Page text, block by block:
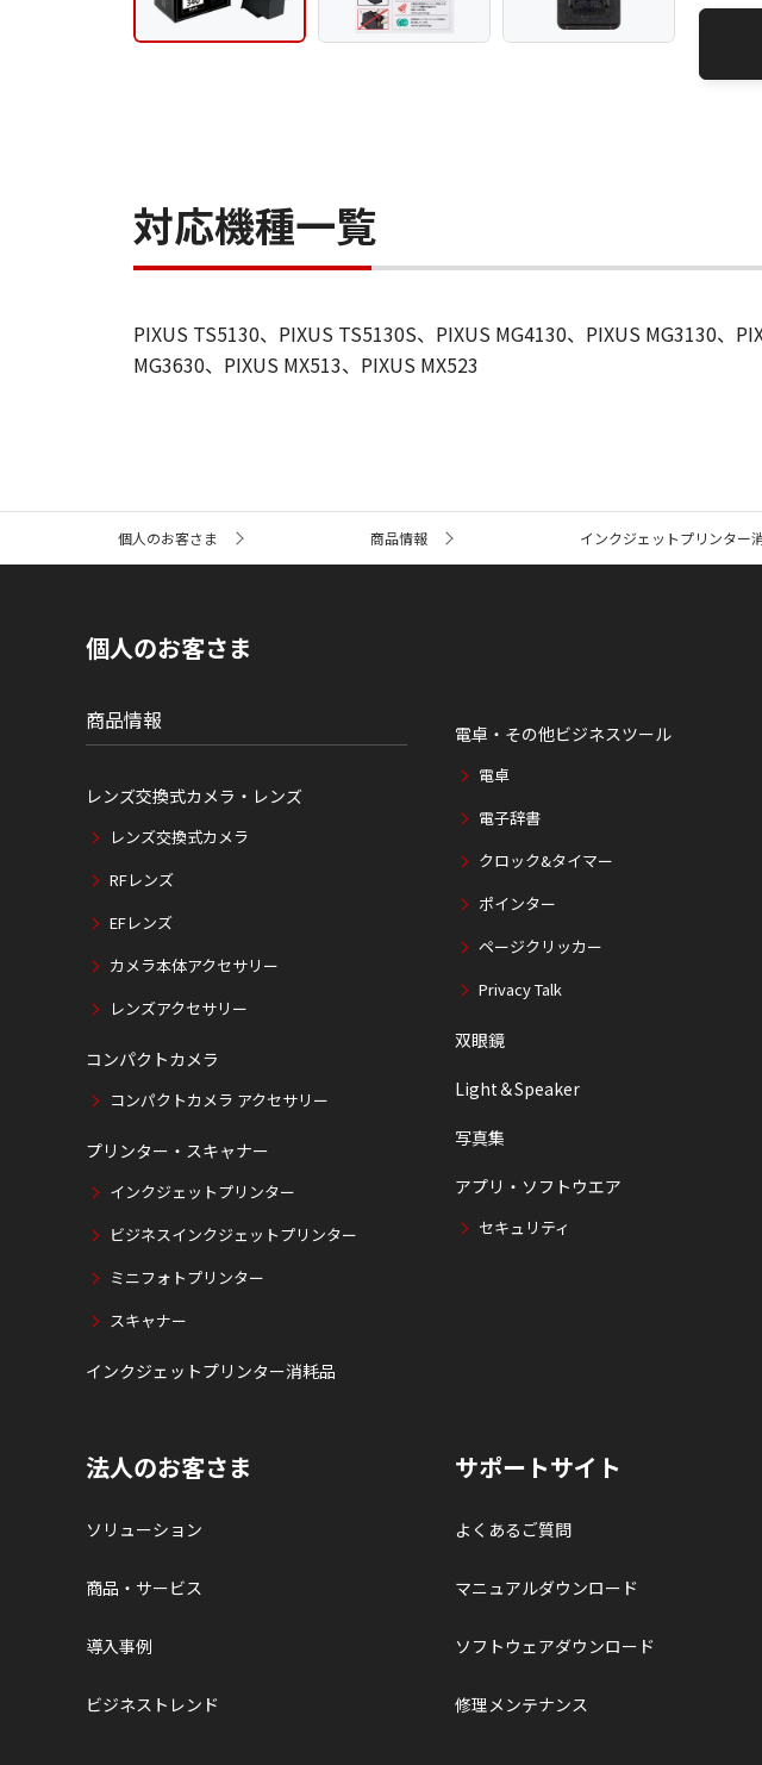
対応機種一覧
PIXUS TS5130、PIXUS TS5130S、PIXUS MG4130、PIXUS MG3130、
MG3630、PIXUS MX513、PIXUS MX523
ト
個人のお客さま 商品情報 インクジェットプリンター
個人のお客さま
商品情報
レンズ交換式カメラ・レンズ
レンズ交換式カメラ
RFレンズ
EFレンズ
カメラ本体アクセサリー
レンズアクセサリー
コンパクトカメラ
コンパクトカメラ アクセサリー
プリンター・スキャナー
インクジェットプリンター
ビジネスインクジェットプリンター
ミニフォトプリンター
スキャナー
インクジェットプリンター消耗品
電卓・その他ビジネスツール
電卓
電子辞書
クロック&タイマー
ポインター
ページクリッカー
Privacy Talk
双眼鏡
Light＆Speaker
写真集
アプリ・ソフトウエア
セキュリティ
法人のお客さま
ソリューション
商品・サービス
導入事例
ビジネストレンド
サポートサイト
よくあるご質問
マニュアルダウンロード
ソフトウェアダウンロード
修理メンテナンス